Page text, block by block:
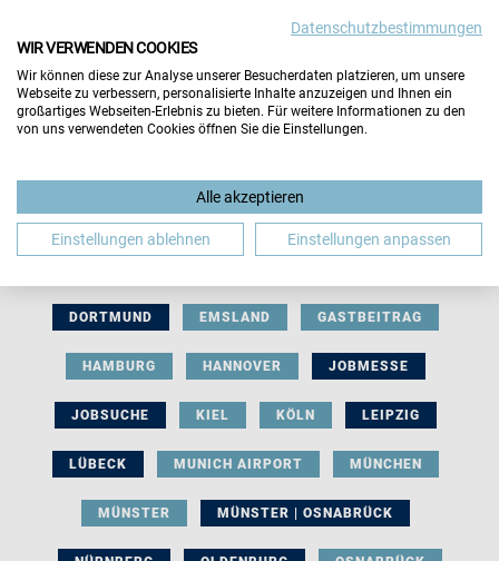
BERUFLICHE ORIENTIERUNG BEWERBUNG
DORTMUND EMSLAND GASTBEITRAG
HAMBURG HANNOVER JOBMESSE
JOBSUCHE KIEL KÖLN LEIPZIG
LÜBECK MUNICH AIRPORT MÜNCHEN
MÜNSTER MÜNSTER | OSNABRÜCK
Datenschutzbestimmungen
WIR VERWENDEN COOKIES
Wir können diese zur Analyse unserer Besucherdaten platzieren, um unsere
Webseite zu verbessern, personalisierte Inhalte anzuzeigen und Ihnen ein
großartiges Webseiten-Erlebnis zu bieten. Für weitere Informationen zu den
von uns verwendeten Cookies öffnen Sie die Einstellungen.
Alle akzeptieren
Einstellungen ablehnen Einstellungen anpassen